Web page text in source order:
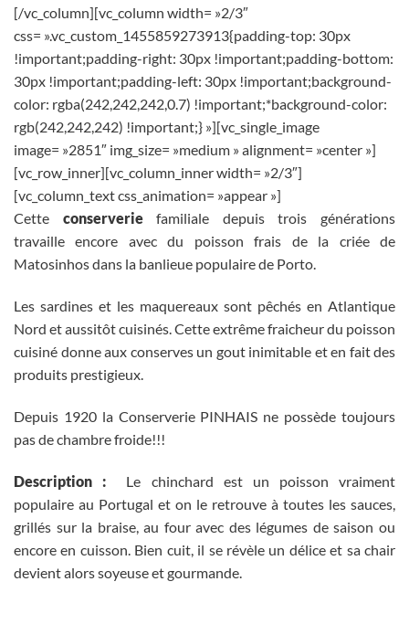
[/vc_column][vc_column width= »2/3″
css= ».vc_custom_1455859273913{padding-top: 30px
!important;padding-right: 30px !important;padding-bottom:
30px !important;padding-left: 30px !important;background-
color: rgba(242,242,242,0.7) !important;*background-color:
rgb(242,242,242) !important;} »][vc_single_image
image= »2851″ img_size= »medium » alignment= »center »]
[vc_row_inner][vc_column_inner width= »2/3″]
[vc_column_text css_animation= »appear »]
Cette conserveriefamiliale depuis trois générations
travaille encore avec du poisson frais de la criée de
Matosinhos dans la banlieue populaire de Porto.
Les sardines et les maquereaux sont pêchés en Atlantique
Nord et aussitôt cuisinés. Cette extrême fraicheur du poisson
cuisiné donne aux conserves un gout inimitable et en fait des
produits prestigieux.
Depuis 1920 la Conserverie PINHAIS ne possède toujours
pas de chambre froide!!!
Description : Le chinchard est un poisson vraiment
populaire au Portugal et on le retrouve à toutes les sauces,
grillés sur la braise, au four avec des légumes de saison ou
encore en cuisson. Bien cuit, il se révèle un délice et sa chair
devient alors soyeuse et gourmande.